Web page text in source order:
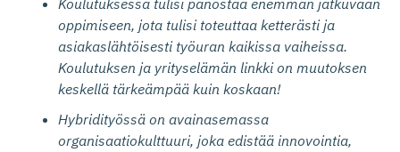
Koulutuksessa tulisi panostaa enemmän jatkuvaan
oppimiseen, jota tulisi toteuttaa ketterästi ja
asiakaslähtöisesti työuran kaikissa vaiheissa.
Koulutuksen ja yrityselämän linkki on muutoksen
keskellä tärkeämpää kuin koskaan!
Hybridityössä on avainasemassa
organisaatiokulttuuri, joka edistää innovointia,